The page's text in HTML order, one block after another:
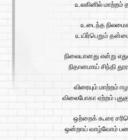
௨லகினில் மாற்றம்
௨டைந்த
௨யிர்பெறும்
நிலையானது என்று
நிதானமாய் சிந்தி
விரையும் மாற்றம்
விலைபோகா ஏற்றம்
ஒற்றைக் கூரை
ஒன்றாய் வாழ்வோம்